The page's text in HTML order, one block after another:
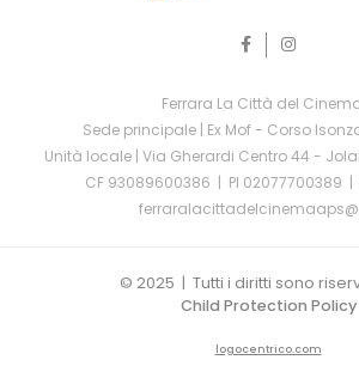
Ferrara La Città del
Sede principale | Ex Mof - Corso
Unità locale | Via Gherardi Centro 44 -
CF 93089600386 | PI 02077700389 |
© 2025 | Tutti i diritti sono
Child Protection Policy
logocentrico.com